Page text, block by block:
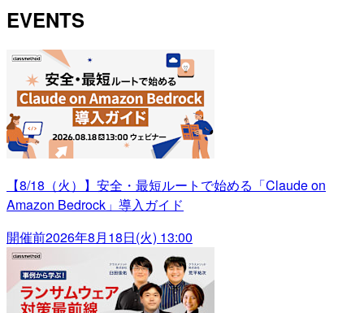
EVENTS
【8/18（火）】安全・最短ルートで始める「Claude on
Amazon Bedrock」導入ガイド
開催前2026年8月18日(火) 13:00